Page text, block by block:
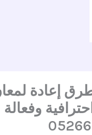
إعادة
وفعالة